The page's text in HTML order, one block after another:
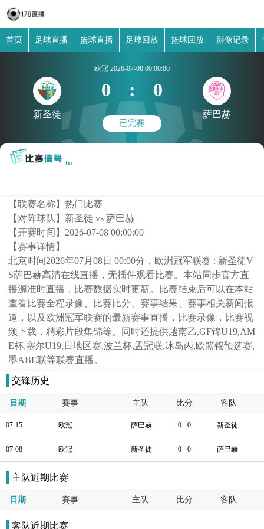
首页 足球直播 篮球直播 足球回放 篮球回放 影像记录
新圣徒
欧冠 2026-07-08 00:00:00
0 : 0
已完赛
萨巴赫
【联赛名称】热门比赛
【对阵球队】 新圣徒 vs 萨巴赫
【开赛时间】 2026-07-08 00:00:00
【赛事详情】
北京时间2026年07月08日 00:00分，欧洲冠军联赛 : 新圣徒V
S萨巴赫高清在线直播，无插件观看比赛。本站同步官方直
播源准时直播，比赛数据实时更新。比赛结束后可以在本站
查看比赛全程录像、比赛比分、赛事结果、赛事相关新闻报
道，以及欧洲冠军联赛的最新赛事直播，比赛录像，比赛视
频下载，精彩片段集锦等。同时还提供越南乙,GF锦U19,AM
E杯,塞尔U19,日地区赛,波兰杯,孟冠联,冰岛丙,欧篮锦预选赛,
墨ABE联等联赛直播。
交锋历史
日期 賽事 主队 比分 客队
07-15 欧冠 萨巴赫 0 - 0 新圣徒
07-08 欧冠 新圣徒 0 - 0 萨巴赫
主队近期比赛
日期 賽事 主队 比分 客队
客队近期比赛